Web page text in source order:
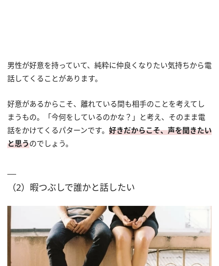
男性が好意を持っていて、純粋に仲良くなりたい気持ちから電
話してくることがあります。
好意があるからこそ、離れている間も相手のことを考えてし
まうもの。「今何をしているのかな？」と考え、そのまま電
話をかけてくるパターンです。 好きだからこそ、声を聞きたい
と思うのでしょう。
（2）暇つぶしで誰かと話したい